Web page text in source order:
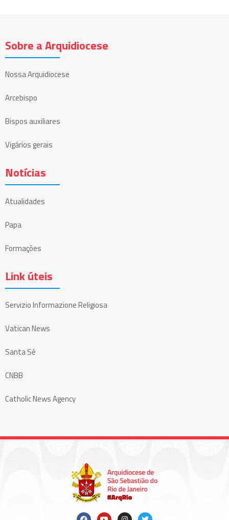
Sobre a Arquidiocese
Nossa Arquidiocese
Arcebispo
Bispos auxiliares
Vigários gerais
Notícias
Atualidades
Papa
Formações
Link úteis
Servizio Informazione Religiosa
Vatican News
Santa Sé
CNBB
Catholic News Agency